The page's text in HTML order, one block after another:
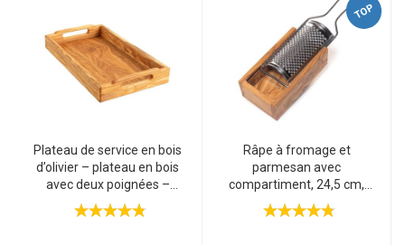
Plateau de service en bois
d’olivier – plateau en bois
avec deux poignées –
robuste, durable – pour
servir thé, café,
TOP
Râpe à fromage et
parmesan avec
compartiment, 24,5 cm,
bois d’olivier